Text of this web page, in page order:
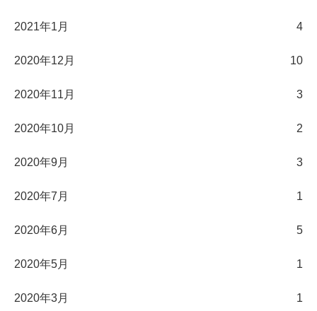
2021年1月 4
2020年12月 10
2020年11月 3
2020年10月 2
2020年9月 3
2020年7月 1
2020年6月 5
2020年5月 1
2020年3月 1